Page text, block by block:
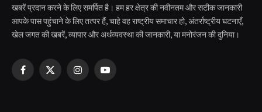
खबरें प्रदान करने के लिए समर्पित है। हम हर क्षेत्र की नवीनतम और सटीक जानकारी
आपके पास पहुंचाने के लिए तत्पर हैं, चाहे वह राष्ट्रीय समाचार हो, अंतर्राष्ट्रीय घटनाएँ,
खेल जगत की खबरें, व्यापार और अर्थव्यवस्था की जानकारी, या मनोरंजन की दुनिया।
Facebook
X
InstagramYouTube